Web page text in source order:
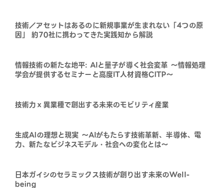
技術／アセットはあるのに新規事業が生まれない「4つの原
因」 約70社に携わってきた実践知から解説
情報技術の新たな地平: AIと量子が導く社会変革 ～情報処理
学会が提供するセミナーと高度IT人材資格CITP～
技術力ｘ異業種で創出する未来のモビリティ産業
生成AIの理想と現実 〜AIがもたらす技術革新、半導体、電
力、新たなビジネスモデル・社会への変化とは〜
日本ガイシのセラミックス技術が創り出す未来のWell-
being